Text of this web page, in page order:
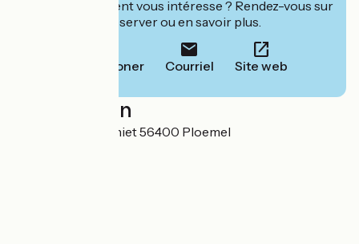
Cet établissement vous intéresse ? Rendez-vous sur
leur site pour réserver ou en savoir plus.
Téléphoner Courriel Site web
Localisation
29 Lieu-dit Kerganiet 56400 Ploemel